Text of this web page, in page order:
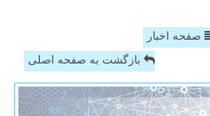
صفحه اخبار
بازگشت به صفحه اصلی